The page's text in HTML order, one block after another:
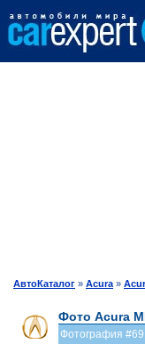
АвтоКаталог » Acura »
Фото Acura
Фотография #69